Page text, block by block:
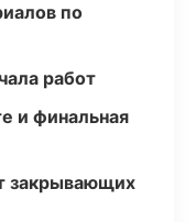
по
работ
и финальная
закрывающих